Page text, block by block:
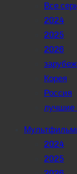
Все
2024
2025
2026
Корея
Россия
лучшие
2024
2025